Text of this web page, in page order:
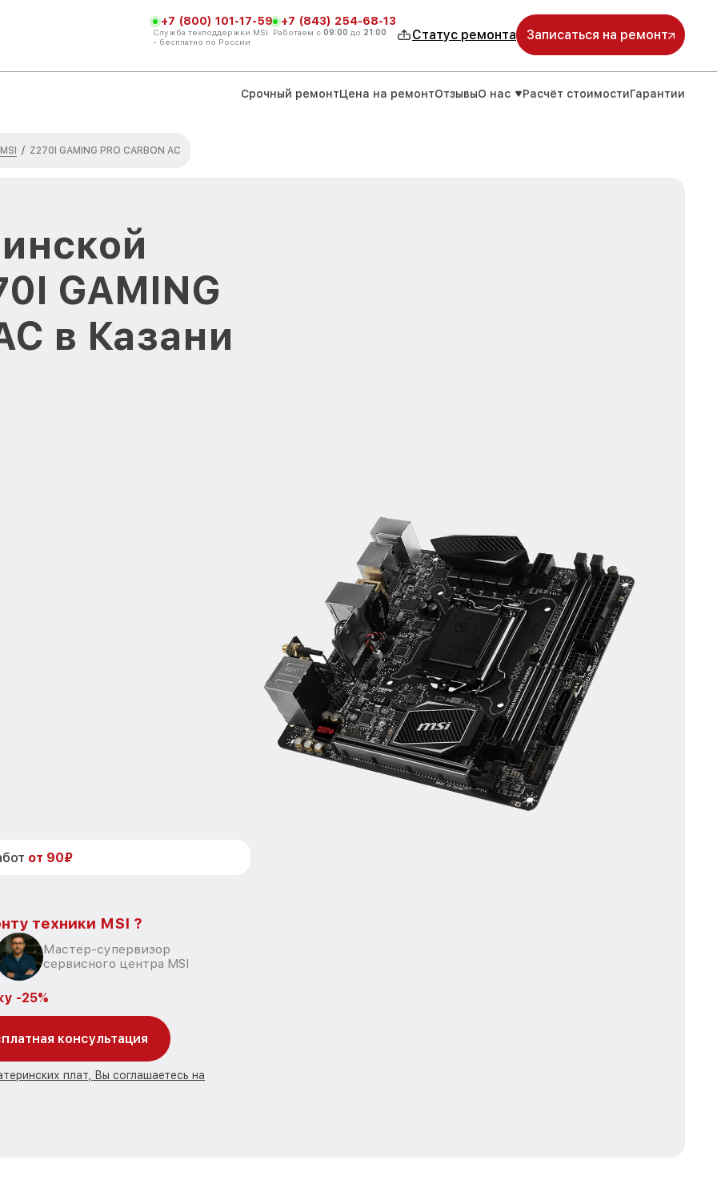
+7 (800) 101-17-59
Служба техподдержки MSI
- бесплатно по России
+7 (843) 254-68-13
Работаем с 09:00 до 21:00 Статус ремонта Записаться на ремонт
Срочный ремонтЦена на ремонтОтзывыО нас Расчёт стоимостиГарантии
/ Z270I GAMING PRO CARBON AC
GAMING
в Казани
от 90₽
техники MSI ?
Мастер-супервизор
сервисного центра MSI
-25%
консультация
плат, Вы соглашаетесь на